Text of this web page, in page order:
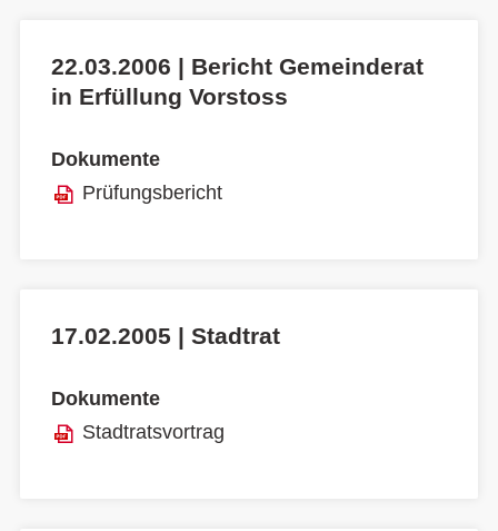
22.03.2006 | Bericht Gemeinderat
in Erfüllung Vorstoss
Dokumente
Prüfungsbericht
17.02.2005 | Stadtrat
Dokumente
Stadtratsvortrag